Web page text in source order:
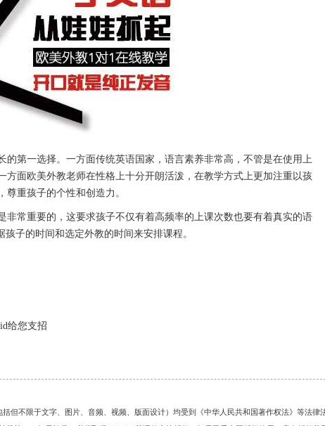
第一选择。一方面传统英语国家，语言素养非常高，不管是在使用上
面欧美外教老师在性格上十分开朗活泼，在教学方式上更加注重以孩
重孩子的个性和创造力。
常重要的，这要求孩子不仅有着高频率的上课次数也要有着真实的语
子的时间和选定外教的时间来安排课程。
给您支招
但不限于文字、图片、音频、视频、版面设计）均受到《中华人民共和国著作权法》等法律